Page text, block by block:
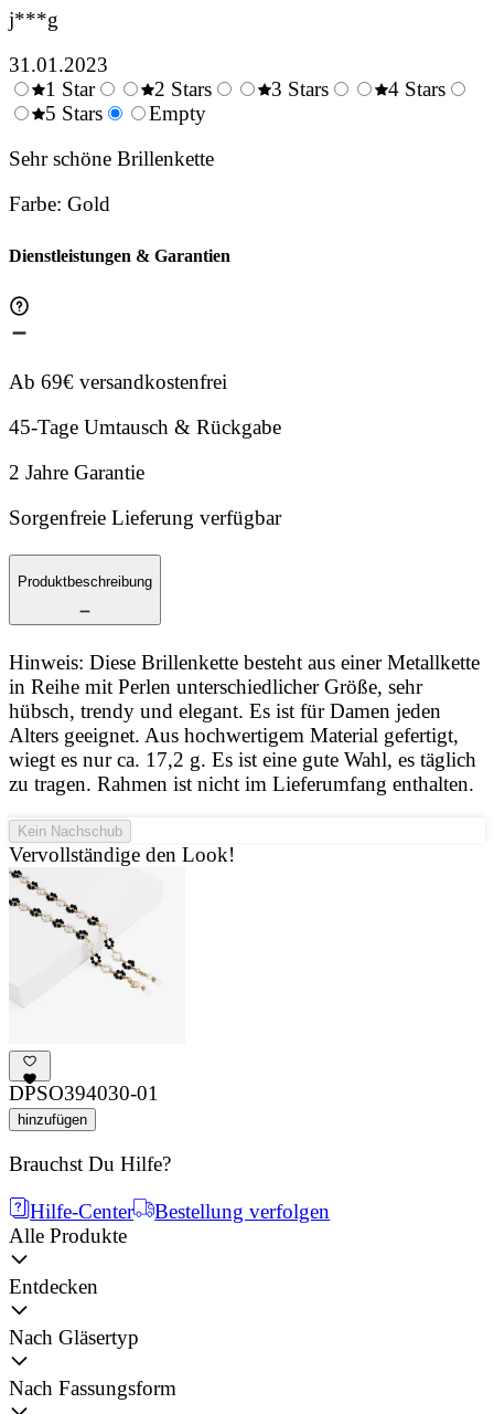
j***g
31.01.2023
0.5
1 Star
1.5
2 Stars
3 Stars
4 Stars
5 Stars
Empty
Sehr schöne Brillenkette
Farbe: Gold
Dienstleistungen & Garantien
Ab 69€ versandkostenfrei
45-Tage Umtausch & Rückgabe
2 Jahre Garantie
Sorgenfreie Lieferung verfügbar
Produktbeschreibung
Hinweis: Diese Brillenkette besteht aus einer Metallkette
in Reihe mit Perlen unterschiedlicher Größe, sehr
hübsch, trendy und elegant. Es ist für Damen jeden
Alters geeignet. Aus hochwertigem Material gefertigt,
wiegt es nur ca. 17,2 g. Es ist eine gute Wahl, es täglich
zu tragen. Rahmen ist nicht im Lieferumfang enthalten.
Kein Nachschub
Vervollständige den Look!
DPSO394030-01
hinzufügen
Brauchst Du Hilfe?
Hilfe-Center
Bestellung verfolgen
Alle Produkte
Entdecken
Nach Gläsertyp
Nach Fassungsform